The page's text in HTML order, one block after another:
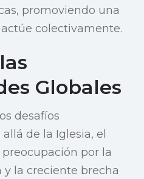
promoviendo una
colectivamente.
Globales
desafíos
de la Iglesia, el
preocupación por la
la creciente brecha